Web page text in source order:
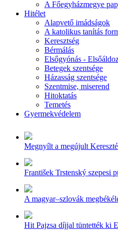
A Főegyházmegye
Hitélet
Alapvető imádságok
A katolikus tanítás
Keresztség
Bérmálás
Elsőgyónás -
Betegek szentsége
Házasság szentsége
Szentmise, miserend
Hitoktatás
Temetés
Gyermekvédelem
Megnyílt a megújult
František Trstenský szepesi
A magyar–szlovák
Hit Pajzsa díjjal tüntették ki